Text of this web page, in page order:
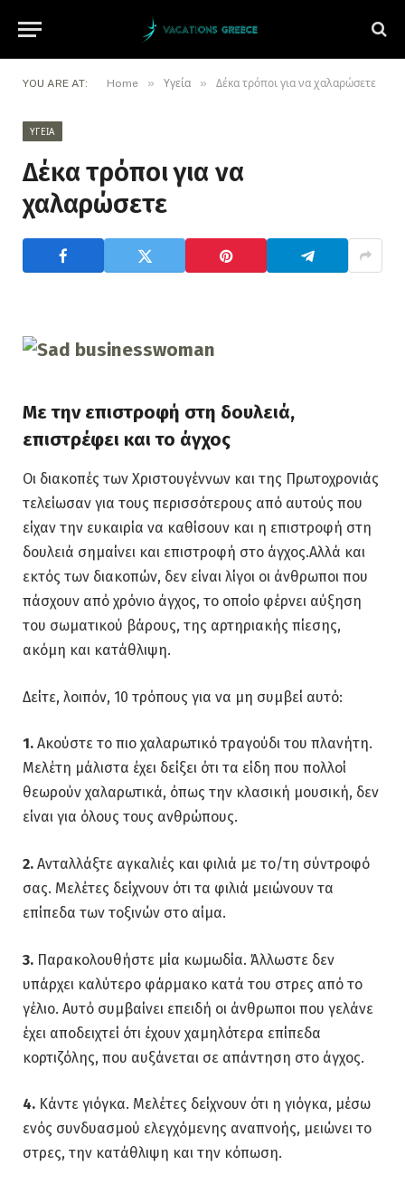
YOU ARE AT: Home » Υγεία » Δέκα τρόποι για να χαλαρώσετε
ΥΓΕΊΑ
Δέκα τρόποι για να
χαλαρώσετε
Με την επιστροφή στη δουλειά,
επιστρέφει και το άγχος
Οι διακοπές των Χριστουγέννων και της Πρωτοχρονιάς
τελείωσαν για τους περισσότερους από αυτούς που
είχαν την ευκαιρία να καθίσουν και η επιστροφή στη
δουλειά σημαίνει και επιστροφή στο άγχος.Αλλά και
εκτός των διακοπών, δεν είναι λίγοι οι άνθρωποι που
πάσχουν από χρόνιο άγχος, το οποίο φέρνει αύξηση
του σωματικού βάρους, της αρτηριακής πίεσης,
ακόμη και κατάθλιψη.
Δείτε, λοιπόν, 10 τρόπους για να μη συμβεί αυτό:
1. Ακούστε το πιο χαλαρωτικό τραγούδι του πλανήτη.
Μελέτη μάλιστα έχει δείξει ότι τα είδη που πολλοί
θεωρούν χαλαρωτικά, όπως την κλασική μουσική, δεν
είναι για όλους τους ανθρώπους.
2. Ανταλλάξτε αγκαλιές και φιλιά με το/τη σύντροφό
σας. Μελέτες δείχνουν ότι τα φιλιά μειώνουν τα
επίπεδα των τοξινών στο αίμα.
3. Παρακολουθήστε μία κωμωδία. Άλλωστε δεν
υπάρχει καλύτερο φάρμακο κατά του στρες από το
γέλιο. Αυτό συμβαίνει επειδή οι άνθρωποι που γελάνε
έχει αποδειχτεί ότι έχουν χαμηλότερα επίπεδα
κορτιζόλης, που αυξάνεται σε απάντηση στο άγχος.
4. Κάντε γιόγκα. Μελέτες δείχνουν ότι η γιόγκα, μέσω
ενός συνδυασμού ελεγχόμενης αναπνοής, μειώνει το
στρες, την κατάθλιψη και την κόπωση.